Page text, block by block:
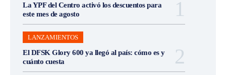
La YPF del Centro activó los descuentos para
este mes de agosto
LANZAMIENTOS
El DFSK Glory 600 ya llegó al país: cómo es y
cuánto cuesta